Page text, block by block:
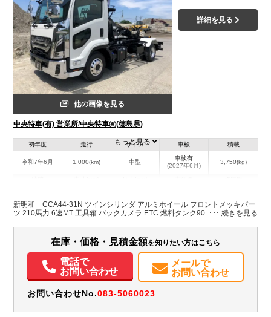
他の画像を見る
中央特車(有) 営業所/中央特車㈲(徳島県)
詳細を見る
初年度
令和7年6月
走行
1,000(km)
サイズ
中型
車検
車検有
(2027年6月)
積載
3,750(kg)
徳島県 -
W:2,200
H:2,470
無
もっと見る
新明和 CCA44-31N ツインシリンダ アルミホイール フロントメッキパー
ツ 210馬力 6速MT 工具箱 バックカメラ ETC 燃料タンク90リットル
在庫・価格・見積金額を知りたい方はこちら
電話で
お問い合わせ
メールで
お問い合わせ
お問い合わせNo.083-5060023